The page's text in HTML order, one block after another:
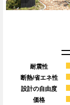
耐震性
断熱/省エネ性
設計の自由度
価格